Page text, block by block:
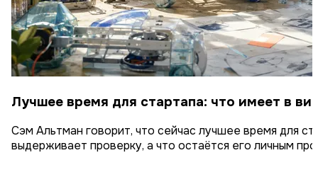
Лучшее время для стартапа: что имеет в
Сэм Альтман говорит, что сейчас лучшее время для
выдерживает проверку, а что остаётся его личным